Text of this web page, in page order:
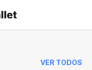
VER TODOS